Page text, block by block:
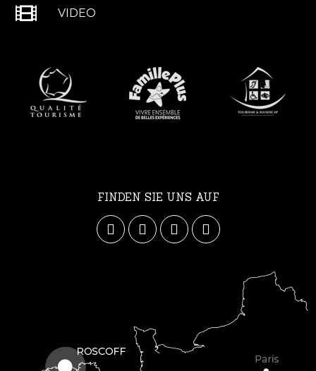
VIDEO
FINDEN SIE UNS AUF